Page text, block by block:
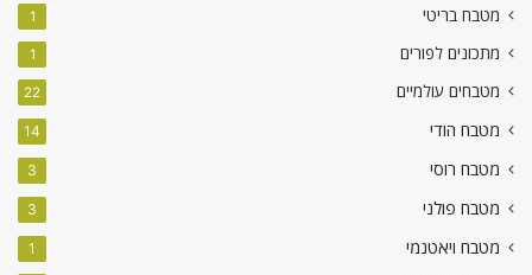
מטבח בריטי 1
מתכונים לפורים 1
מטבחים עולמיים 22
מטבח הודי 14
מטבח רוסי 3
מטבח פולני 3
מטבח ויאטנמי 1